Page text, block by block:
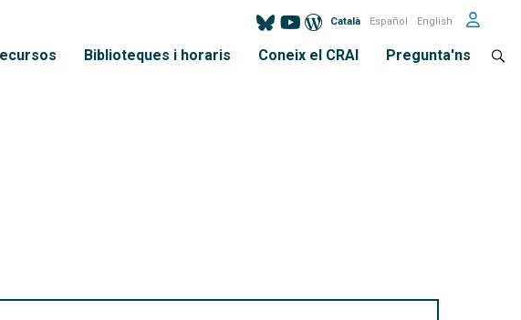
Català Español English
Biblioteques i horaris Coneix el CRAI Pregunta'ns